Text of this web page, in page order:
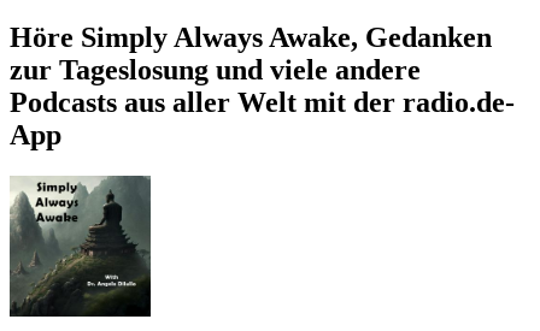
Höre Simply Always Awake, Gedanken
zur Tageslosung und viele andere
Podcasts aus aller Welt mit der radio.de-
App